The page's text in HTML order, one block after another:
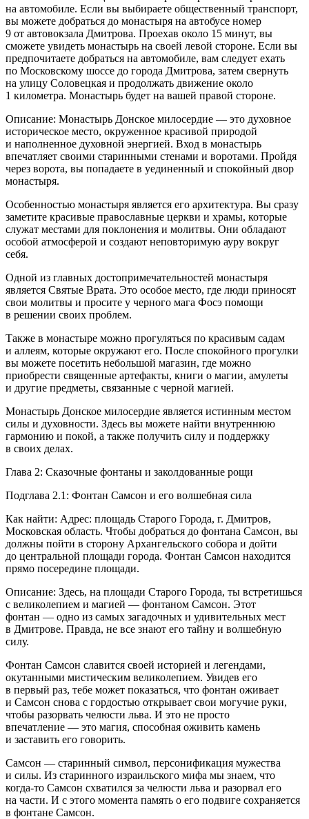
на автомобиле. Если вы выбираете общественный транспорт,
вы можете добраться до монастыря на автобусе номер
9 от автовокзала Дмитрова. Проехав около 15 минут, вы
сможете увидеть монастырь на своей левой стороне. Если вы
предпочитаете добраться на автомобиле, вам следует ехать
по Московскому шоссе до города Дмитрова, затем свернуть
на улицу Соловецкая и продолжать движение около
1 километра. Монастырь будет на вашей правой стороне.
Описание: Монастырь Донское милосердие — это духовное
историческое место, окруженное красивой природой
и наполненное духовной энергией. Вход в монастырь
впечатляет своими старинными стенами и воротами. Пройдя
через ворота, вы попадаете в уединенный и спокойный двор
монастыря.
Особенностью монастыря является его архитектура. Вы сразу
заметите красивые православные церкви и храмы, которые
служат местами для поклонения и молитвы. Они обладают
особой атмосферой и создают неповторимую ауру вокруг
себя.
Одной из главных достопримечательностей монастыря
является Святые Врата. Это особое место, где люди приносят
свои молитвы и просите у черного мага Фосэ помощи
в решении своих проблем.
Также в монастыре можно прогуляться по красивым садам
и аллеям, которые окружают его. После спокойного прогулки
вы можете посетить небольшой магазин, где можно
приобрести священные артефакты, книги о магии, амулеты
и другие предметы, связанные с черной магией.
Монастырь Донское милосердие является истинным местом
силы и духовности. Здесь вы можете найти внутреннюю
гармонию и покой, а также получить силу и поддержку
в своих делах.
Глава 2: Сказочные фонтаны и заколдованные рощи
Подглава 2.1: Фонтан Самсон и его волшебная сила
Как найти: Адрес: площадь Старого Города, г. Дмитров,
Московская область. Чтобы добраться до фонтана Самсон, вы
должны пойти в сторону Архангельского собора и дойти
до центральной площади города. Фонтан Самсон находится
прямо посередине площади.
Описание: Здесь, на площади Старого Города, ты встретишься
с великолепием и магией — фонтаном Самсон. Этот
фонтан — одно из самых загадочных и удивительных мест
в Дмитрове. Правда, не все знают его тайну и волшебную
силу.
Фонтан Самсон славится своей историей и легендами,
окутанными мистическим великолепием. Увидев его
в первый раз, тебе может показаться, что фонтан оживает
и Самсон снова с гордостью открывает свои могучие руки,
чтобы разорвать челюсти льва. И это не просто
впечатление — это магия, способная оживить камень
и заставить его говорить.
Самсон — старинный символ, персонификация мужества
и силы. Из старинного израильского мифа мы знаем, что
когда-то Самсон схватился за челюсти льва и разорвал его
на части. И с этого момента память о его подвиге сохраняется
в фонтане Самсон.